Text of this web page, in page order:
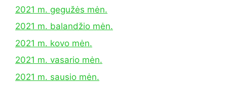
2021 m. gegužės mėn.
2021 m. balandžio mėn.
2021 m. kovo mėn.
2021 m. vasario mėn.
2021 m. sausio mėn.